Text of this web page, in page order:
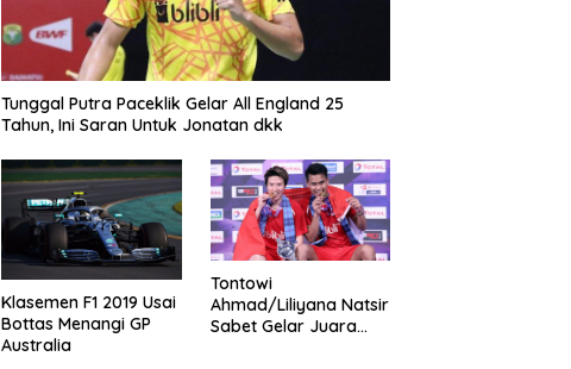
Tunggal Putra Paceklik Gelar All England 25
Tahun, Ini Saran Untuk Jonatan dkk
Klasemen F1 2019 Usai
Bottas Menangi GP
Australia
Tontowi
Ahmad/Liliyana Natsir
Sabet Gelar Juara